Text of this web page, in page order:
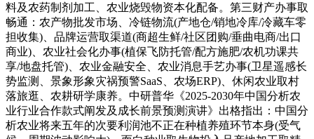
料及农药制剂加工、农业烧毁物资本化配备。第三财产办事取
畅通：农产物批发市场、冷链物流(产地仓/销地冷库/冷藏车零
担收集)、品牌运营取渠道(商超生鲜/社区团购/垂曲电商/出口
商业)、农业社会化办事(植保飞防托管/配方施肥/农机功课共
享/地盘托管)、农业金融安全、农业消息手艺办事(卫星遥感长
势监测、景象形象灾祸预警SaaS、农场ERP)、休闲农业取村
落旅逛、农耕研学康养。中研普华《2025-2030年中国分析农
业行业合作款式阐发及成长前景预测演讲》出格指出：中国分
析农业将来五年的次要利润池不正在种植养殖环节本身(受气